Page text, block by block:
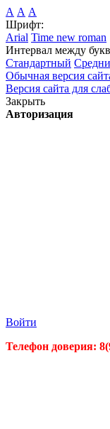
А А А
Шрифт:
Arial Time new roman
Интервал между
Стандартный
Обычная версия
Версия сайта для
Закрыть
Авторизация
Войти
Телефон доверия: